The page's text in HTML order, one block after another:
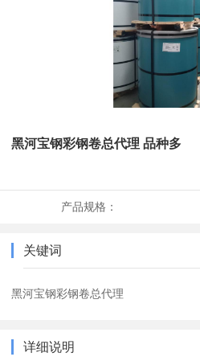
黑河宝钢彩钢卷总代理 品种多
产品规格：
关键词
黑河宝钢彩钢卷总代理
详细说明